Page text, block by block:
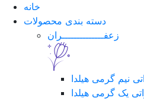
خانه
دسته بندی محصولات
زعفــــــــــــــران
نیم گرمی هیلدا
یک گرمی هیلدا